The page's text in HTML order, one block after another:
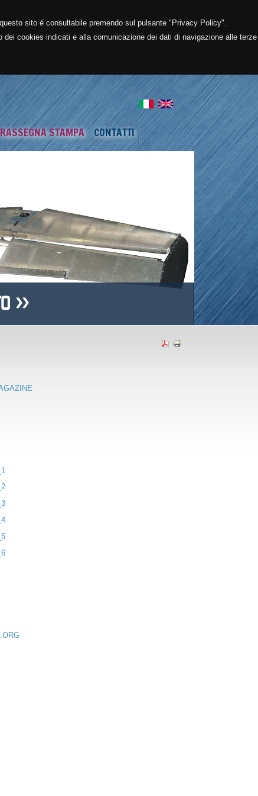
sito é consultabile premendo sul pulsante "Privacy Policy".
cookies indicati e alla comunicazione dei dati di navigazione alle terze
RASSEGNA STAMPA CONTATTI